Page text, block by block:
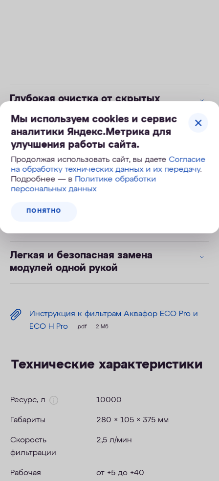
Глубокая очистка от скрытых
Увеличенный ресурс очистки
Активное удаление железа Fe2+ и
Fe3+
Надежная защита от бактерий –
Легкая и безопасная замена
модулей одной рукой
Инструкция к фильтрам Аквафор ECO Pro и
ECO H Pro
.pdf 2 Мб
Технические характеристики
Ресурс, л 10000
Габариты 280 × 105 × 375 мм
Скорость
фильтрации
2,5 л/мин
Рабочая
от +5 до +40
Мы используем cookies и сервис
аналитики Яндекс.Метрика для
улучшения работы сайта.
Продолжая использовать сайт, вы даетеСогласие
на обработку технических данных и их передачу.
Подробнее — в Политике обработки
персональных данных
ПОНЯТНО